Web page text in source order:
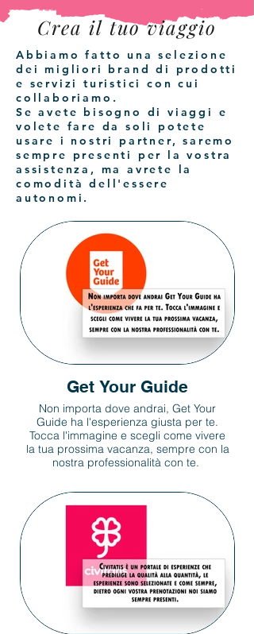
Crea il tuo viaggio
Abbiamo fatto una selezione
dei migliori brand di prodotti
e servizi turistici con cui
collaboriamo.
Se avete bisogno di viaggi e
volete fare da soli potete
usare i nostri partner, saremo
sempre presenti per la vostra
assistenza, ma avrete la
comodità dell'essere
autonomi.
Get Your Guide
Non importa dove andrai, Get Your
Guide ha l'esperienza giusta per te.
Tocca l'immagine e scegli come vivere
la tua prossima vacanza, sempre con la
nostra professionalità con te.